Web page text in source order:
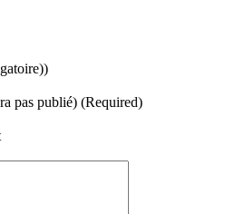
pas publié) (Required)